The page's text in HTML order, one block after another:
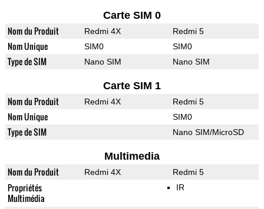
Carte SIM 0
Nom du Produit Redmi 4X Redmi 5
Nom Unique SIM0 SIM0
Type de SIM Nano SIM Nano SIM
Carte SIM 1
Nom du Produit Redmi 4X Redmi 5
Nom Unique SIM0
Type de SIM Nano SIM/MicroSD
Multimedia
Nom du Produit Redmi 4X Redmi 5
Propriétés
Multimédia
IR